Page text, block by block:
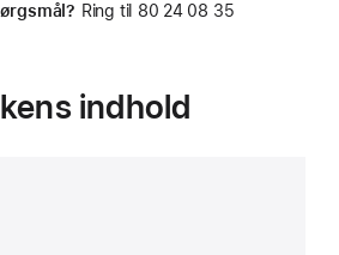
Ring til 80 24 08 35
indhold